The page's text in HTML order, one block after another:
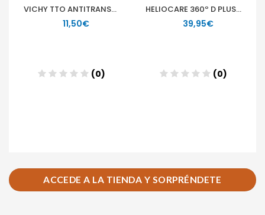
ACCEDE A LA TIENDA Y SORPRÉNDETE